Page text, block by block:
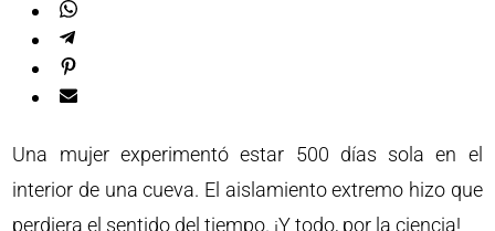
Una mujer experimentó estar 500 días sola en el
interior de una cueva. El aislamiento extremo hizo que
perdiera el sentido del tiempo. ¡Y todo, por la ciencia!